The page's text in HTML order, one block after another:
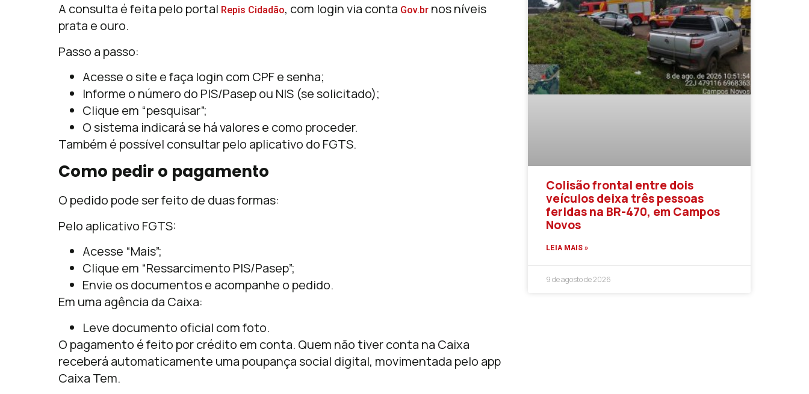
A consulta é feita pelo portal Repis Cidadão, com login via conta Gov.br nos níveis
prata e ouro.
Passo a passo:
Acesse o site e faça login com CPF e senha;
Informe o número do PIS/Pasep ou NIS (se solicitado);
Clique em “pesquisar”;
O sistema indicará se há valores e como proceder.
Também é possível consultar pelo aplicativo do FGTS.
Como pedir o pagamento
O pedido pode ser feito de duas formas:
Pelo aplicativo FGTS:
Acesse “Mais”;
Clique em “Ressarcimento PIS/Pasep”;
Envie os documentos e acompanhe o pedido.
Em uma agência da Caixa:
Leve documento oficial com foto.
O pagamento é feito por crédito em conta. Quem não tiver conta na Caixa
receberá automaticamente uma poupança social digital, movimentada pelo app
Caixa Tem.
Colisão frontal entre dois
veículos deixa três pessoas
feridas na BR-470, em Campos
Novos
LEIA MAIS »
9 de agosto de 2026